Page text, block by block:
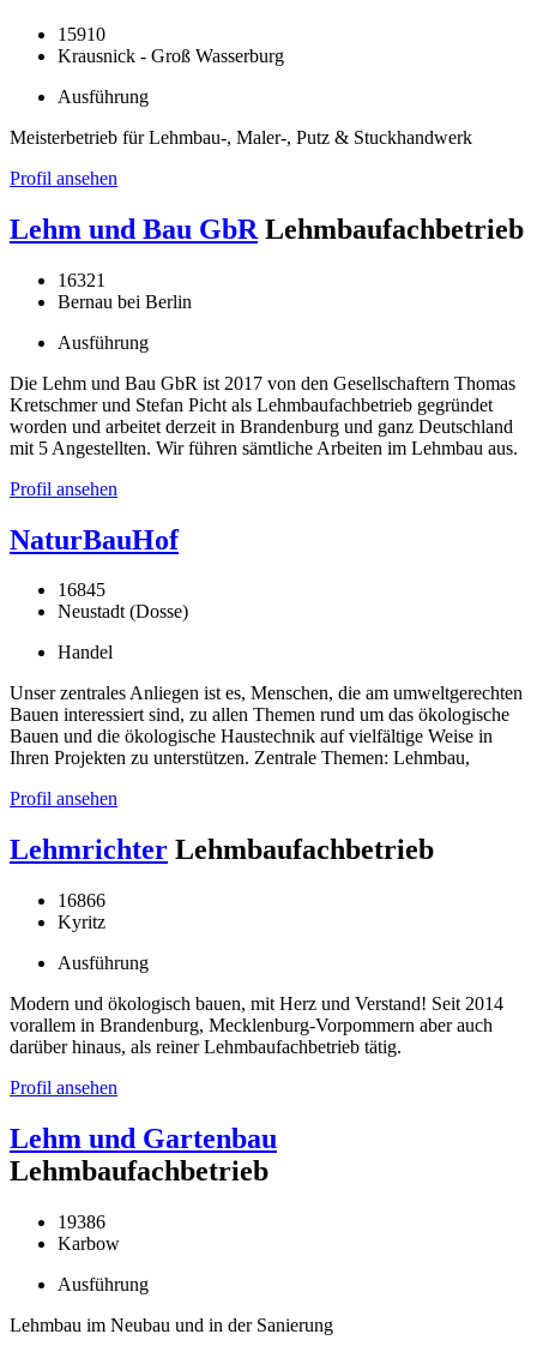
15910
Krausnick - Groß Wasserburg
Ausführung
Meisterbetrieb für Lehmbau-, Maler-, Putz & Stuckhandwerk
Profil ansehen
Lehm und Bau GbR Lehmbaufachbetrieb
16321
Bernau bei Berlin
Ausführung
Die Lehm und Bau GbR ist 2017 von den Gesellschaftern Thomas
Kretschmer und Stefan Picht als Lehmbaufachbetrieb gegründet
worden und arbeitet derzeit in Brandenburg und ganz Deutschland
mit 5 Angestellten. Wir führen sämtliche Arbeiten im Lehmbau aus.
Profil ansehen
NaturBauHof
16845
Neustadt (Dosse)
Handel
Unser zentrales Anliegen ist es, Menschen, die am umweltgerechten
Bauen interessiert sind, zu allen Themen rund um das ökologische
Bauen und die ökologische Haustechnik auf vielfältige Weise in
Ihren Projekten zu unterstützen. Zentrale Themen: Lehmbau,
Profil ansehen
Lehmrichter Lehmbaufachbetrieb
16866
Kyritz
Ausführung
Modern und ökologisch bauen, mit Herz und Verstand! Seit 2014
vorallem in Brandenburg, Mecklenburg-Vorpommern aber auch
darüber hinaus, als reiner Lehmbaufachbetrieb tätig.
Profil ansehen
Lehm und Gartenbau
Lehmbaufachbetrieb
19386
Karbow
Ausführung
Lehmbau im Neubau und in der Sanierung